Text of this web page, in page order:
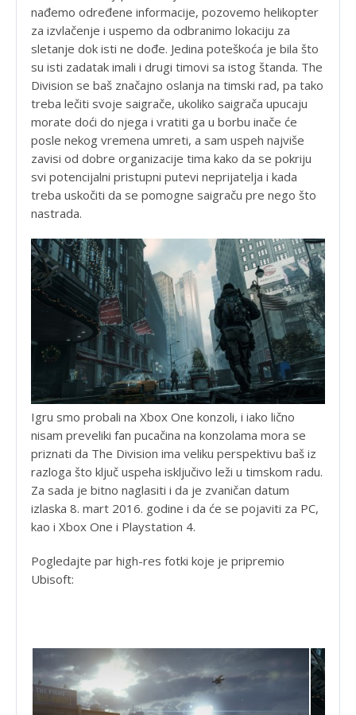
nađemo određene informacije, pozovemo helikopter
za izvlačenje i uspemo da odbranimo lokaciju za
sletanje dok isti ne dođe. Jedina poteškoća je bila što
su isti zadatak imali i drugi timovi sa istog štanda. The
Division se baš značajno oslanja na timski rad, pa tako
treba lečiti svoje saigrače, ukoliko saigrača upucaju
morate doći do njega i vratiti ga u borbu inače će
posle nekog vremena umreti, a sam uspeh najviše
zavisi od dobre organizacije tima kako da se pokriju
svi potencijalni pristupni putevi neprijatelja i kada
treba uskočiti da se pomogne saigraču pre nego što
nastrada.
Igru smo probali na Xbox One konzoli, i iako lično
nisam preveliki fan pucačina na konzolama mora se
priznati da The Division ima veliku perspektivu baš iz
razloga što ključ uspeha isključivo leži u timskom radu.
Za sada je bitno naglasiti i da je zvaničan datum
izlaska 8. mart 2016. godine i da će se pojaviti za PC,
kao i Xbox One i Playstation 4.
Pogledajte par high-res fotki koje je pripremio
Ubisoft: